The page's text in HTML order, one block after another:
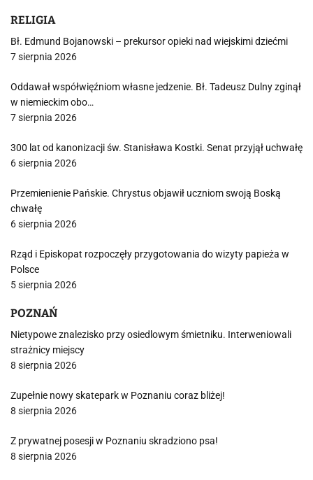
RELIGIA
Bł. Edmund Bojanowski – prekursor opieki nad wiejskimi dziećmi
7 sierpnia 2026
Oddawał współwięźniom własne jedzenie. Bł. Tadeusz Dulny zginął
w niemieckim obo…
7 sierpnia 2026
300 lat od kanonizacji św. Stanisława Kostki. Senat przyjął uchwałę
6 sierpnia 2026
Przemienienie Pańskie. Chrystus objawił uczniom swoją Boską
chwałę
6 sierpnia 2026
Rząd i Episkopat rozpoczęły przygotowania do wizyty papieża w
Polsce
5 sierpnia 2026
POZNAŃ
Nietypowe znalezisko przy osiedlowym śmietniku. Interweniowali
strażnicy miejscy
8 sierpnia 2026
Zupełnie nowy skatepark w Poznaniu coraz bliżej!
8 sierpnia 2026
Z prywatnej posesji w Poznaniu skradziono psa!
8 sierpnia 2026